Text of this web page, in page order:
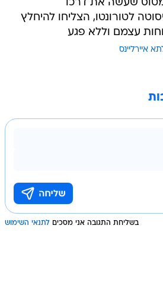
שעשה את דרכו
לטורונטו, הצליחו להיחלץ
עצמם וללא פגע
איירליינס
בשליחת התגובה אני מסכים לתנאי השימוש